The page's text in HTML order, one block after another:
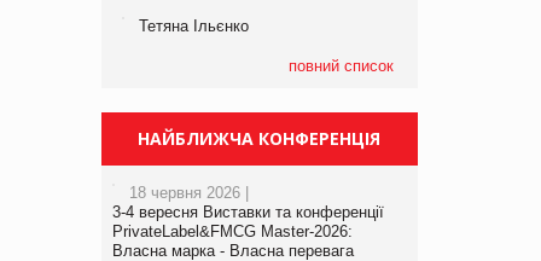
Тетяна Ільєнко
повний список
НАЙБЛИЖЧА КОНФЕРЕНЦІЯ
18 червня 2026 |
3-4 вересня Виставки та конференції
PrivateLabel&FMCG Master-2026:
Власна марка - Власна перевага